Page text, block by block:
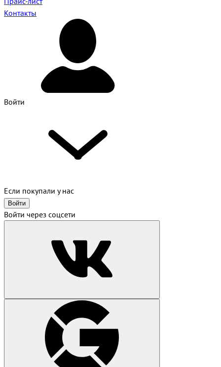
Контакты
Войти
Если покупали у нас
Войти
Войти через соцсети